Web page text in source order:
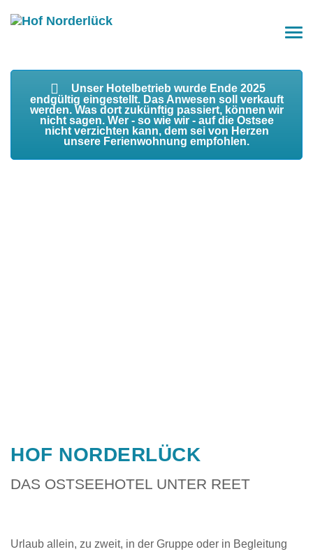
Unser Hotelbetrieb wurde Ende 2025
endgültig eingestellt. Das Anwesen soll verkauft
werden. Was dort zukünftig passiert, können wir
nicht sagen. Wer - so wie wir - auf die Ostsee
nicht verzichten kann, dem sei von Herzen
unsere Ferienwohnung empfohlen.
HOF NORDERLÜCK
DAS OSTSEEHOTEL UNTER REET
Urlaub allein, zu zweit, in der Gruppe oder in Begleitung